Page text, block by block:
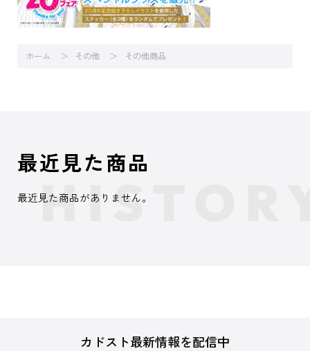
ホーム その他 その他商品
最近見た商品
最近見た商品がありません。
カドスト最新情報を配信中